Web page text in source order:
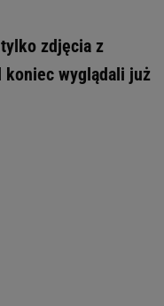
zdjęcia z
koniec wyglądali już